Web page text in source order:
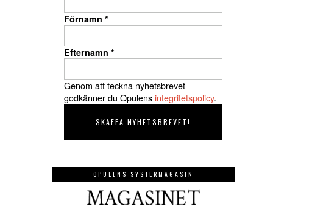
Förnamn *
Efternamn *
Genom att teckna nyhetsbrevet
godkänner du Opulensintegritetspolicy.
OPULENS SYSTERMAGASIN